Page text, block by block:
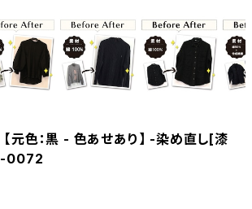
元色：黒 - 色あせあり】 -染め直し[漆
0072